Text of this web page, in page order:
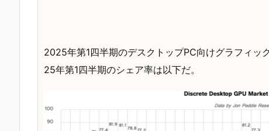
2025年第1四半期のデスクトップPC向けグラフィ
25年第1四半期のシェア率は以下だ。